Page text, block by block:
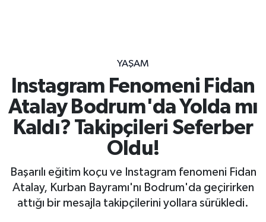
YAŞAM
Instagram Fenomeni Fidan
Atalay Bodrum'da Yolda mı
Kaldı? Takipçileri Seferber
Oldu!
Başarılı eğitim koçu ve Instagram fenomeni Fidan
Atalay, Kurban Bayramı'nı Bodrum'da geçirirken
attığı bir mesajla takipçilerini yollara sürükledi.